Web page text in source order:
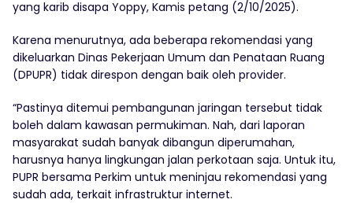
yang karib disapa Yoppy, Kamis petang (2/10/2025).
Karena menurutnya, ada beberapa rekomendasi yang
dikeluarkan Dinas Pekerjaan Umum dan Penataan Ruang
(DPUPR) tidak direspon dengan baik oleh provider.
“Pastinya ditemui pembangunan jaringan tersebut tidak
boleh dalam kawasan permukiman. Nah, dari laporan
masyarakat sudah banyak dibangun diperumahan,
harusnya hanya lingkungan jalan perkotaan saja. Untuk itu,
PUPR bersama Perkim untuk meninjau rekomendasi yang
sudah ada, terkait infrastruktur internet.